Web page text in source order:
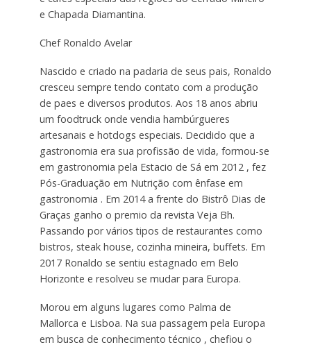
e Chapada Diamantina.
Chef Ronaldo Avelar
Nascido e criado na padaria de seus pais, Ronaldo
cresceu sempre tendo contato com a produção
de paes e diversos produtos. Aos 18 anos abriu
um foodtruck onde vendia hambúrgueres
artesanais e hotdogs especiais. Decidido que a
gastronomia era sua profissão de vida, formou-se
em gastronomia pela Estacio de Sá em 2012 , fez
Pós-Graduação em Nutrição com ênfase em
gastronomia . Em 2014 a frente do Bistrô Dias de
Graças ganho o premio da revista Veja Bh.
Passando por vários tipos de restaurantes como
bistros, steak house, cozinha mineira, buffets. Em
2017 Ronaldo se sentiu estagnado em Belo
Horizonte e resolveu se mudar para Europa.
Morou em alguns lugares como Palma de
Mallorca e Lisboa. Na sua passagem pela Europa
em busca de conhecimento técnico , chefiou o